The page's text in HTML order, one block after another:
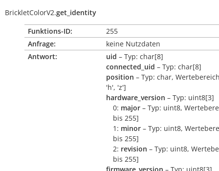
BrickletColorV2.get_identity
Funktions-ID:
255
Anfrage:
keine Nutzdaten
Antwort:
uid – Typ: char[8]
connected_uid – Typ: char[8]
position – Typ: char,
'h', 'z']
hardware_version – Typ: uint8[3]
0: major – Typ: uint8,
bis 255]
1: minor – Typ: uint8,
bis 255]
2: revision – Typ: uint8,
bis 255]